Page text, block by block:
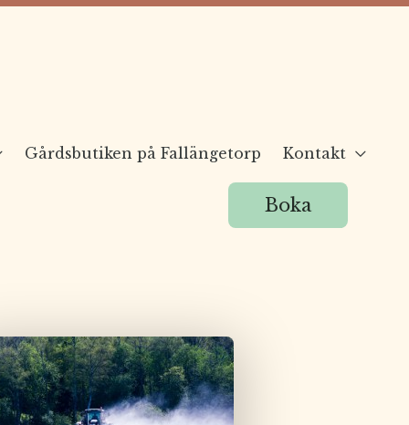
Gårdsbutiken på Fallängetorp Kontakt
Boka